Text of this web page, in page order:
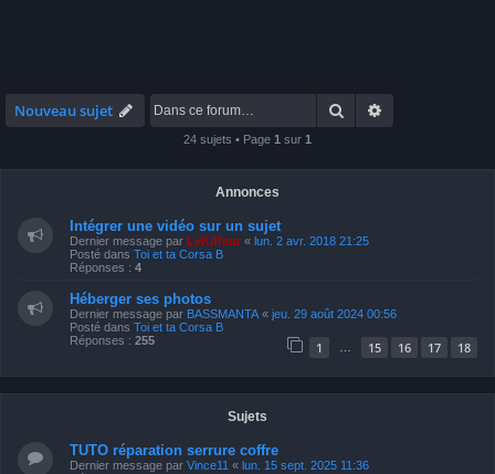
Nouveau sujet Rechercher
24 sujets • Page 1 sur 1
Annonces
Intégrer une vidéo sur un sujet
Dernier message par LeKiffeur « lun. 2 avr. 2018 21:25
Posté dans Toi et ta Corsa B
Réponses : 4
Héberger ses photos
Dernier message par BASSMANTA « jeu. 29 août 2024 00:56
Posté dans Toi et ta Corsa B
Réponses : 255 1 15 16 17 18
Sujets
TUTO réparation serrure coffre
Dernier message par Vince11 « lun. 15 sept. 2025 11:36